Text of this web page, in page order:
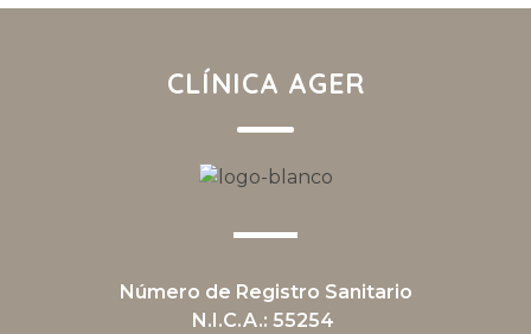
CLÍNICA AGER
Número de Registro Sanitario
N.I.C.A.: 55254